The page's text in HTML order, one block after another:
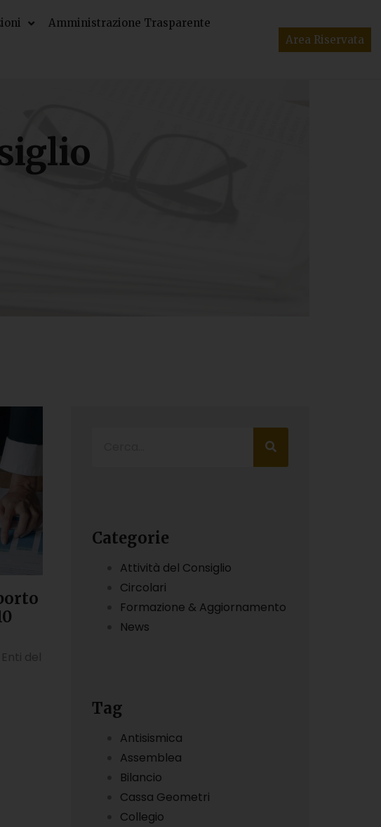
Amministrazione Trasparente
Area Riservata
Categorie
Attività del Consiglio
Circolari
Formazione & Aggiornamento
News
Tag
Antisismica
Assemblea
Bilancio
Cassa Geometri
Collegio